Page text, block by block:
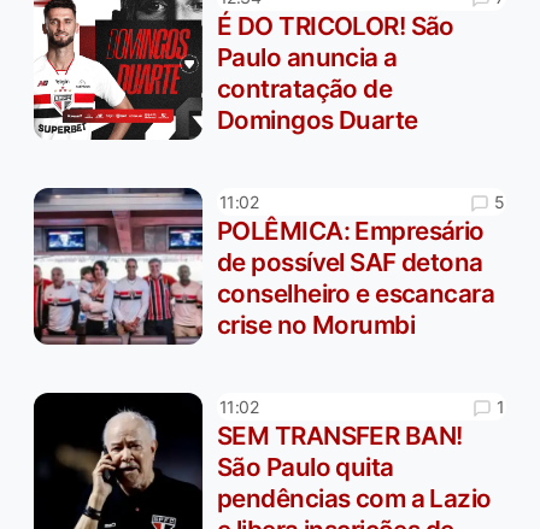
É DO TRICOLOR! São
Paulo anuncia a
contratação de
Domingos Duarte
11:02 5
POLÊMICA: Empresário
de possível SAF detona
conselheiro e escancara
crise no Morumbi
11:02 1
SEM TRANSFER BAN!
São Paulo quita
pendências com a Lazio